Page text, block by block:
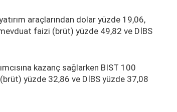
araçlarından dolar yüzde 19,06,
faizi (brüt) yüzde 49,82 ve DİBS
kazanç sağlarken BIST 100
yüzde 32,86 ve DİBS yüzde 37,08